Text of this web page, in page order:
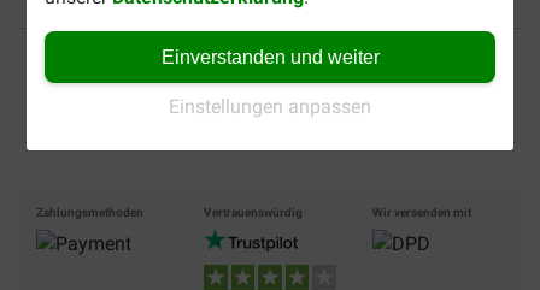
Einverstanden und weiter
Einstellungen anpassen
Versandkostenfrei ab 49 €
Zahlungsmethoden Vertrauenswürdig Wir versenden mit